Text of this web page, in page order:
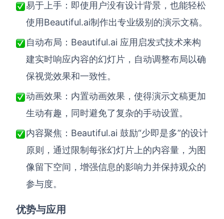
易于上手：即使用户没有设计背景，也能轻松
使用 Beautiful.ai制作出专业级别的演示文稿。
自动布局： Beautiful.ai 应用启发式技术来构
建实时响应内容的幻灯片，自动调整布局以确
保视觉效果和一致性。
动画效果：内置动画效果，使得演示文稿更加
生动有趣，同时避免了复杂的手动设置。
内容聚焦： Beautiful.ai 鼓励“少即是多”的设计
原则，通过限制每张幻灯片上的内容量，为图
像留下空间，增强信息的影响力并保持观众的
参与度。
优势与应用